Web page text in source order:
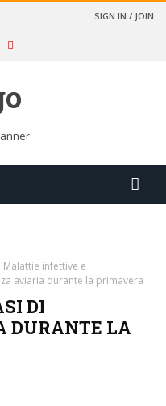
SIGN IN / JOIN
Malattie infettive e
aviaria durante la primavera
DI
DURANTE LA